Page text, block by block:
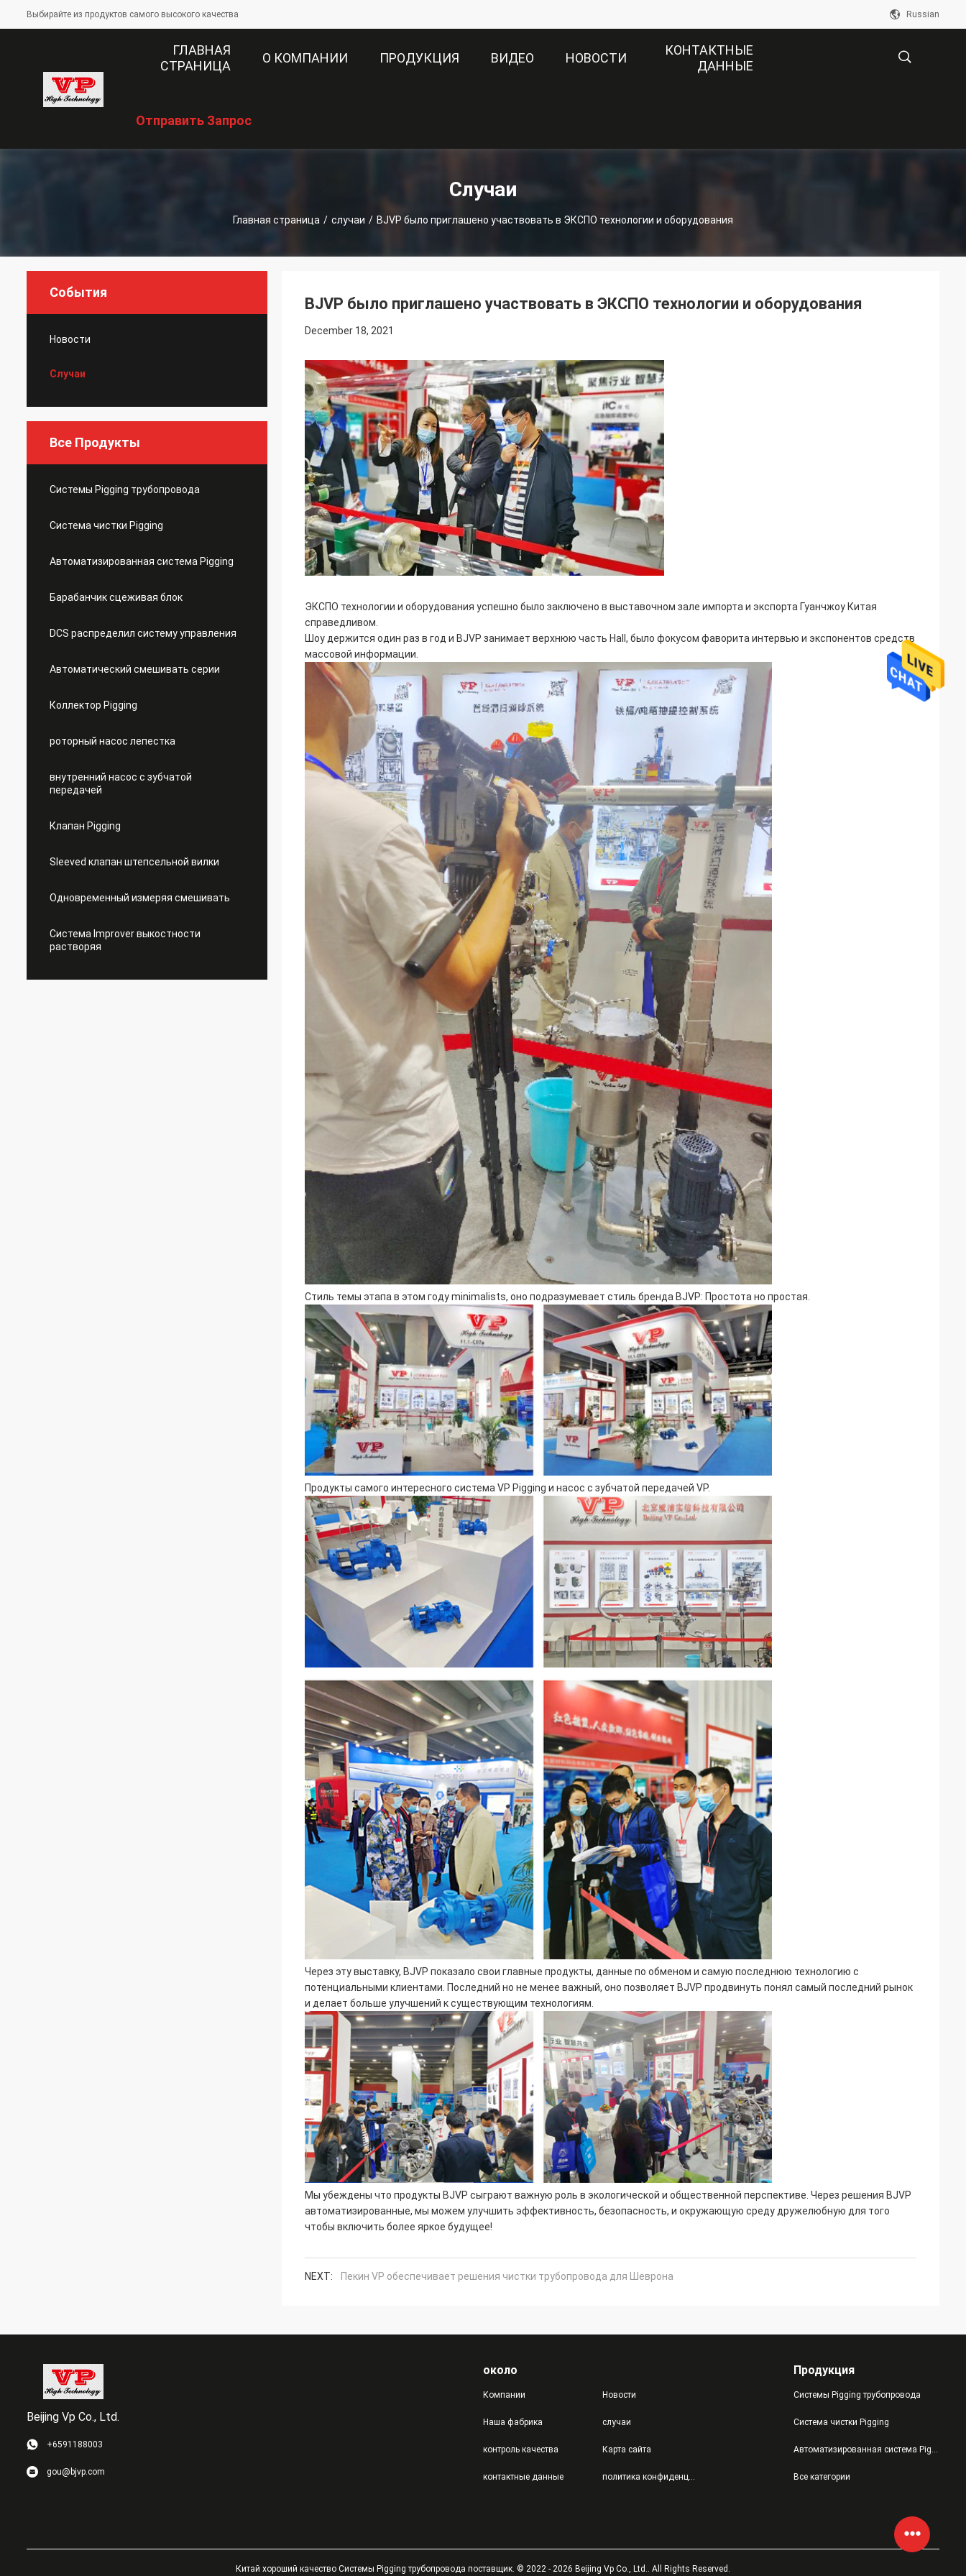
Выбирайте из продуктов самого высокого качества Russian
ГЛАВНАЯ
СТРАНИЦА
О КОМПАНИИ ПРОДУКЦИЯ ВИДЕО НОВОСТИ
КОНТАКТНЫЕ
ДАННЫЕ
Отправить Запрос
Случаи
Главная страница / случаи / BJVP было приглашено участвовать в ЭКСПО технологии и оборудования
События
Новости
Случаи
Все Продукты
Системы Pigging трубопровода
Система чистки Pigging
Автоматизированная система Pigging
Барабанчик сцеживая блок
DCS распределил систему управления
Автоматический смешивать серии
Коллектор Pigging
роторный насос лепестка
внутренний насос с зубчатой
передачей
Клапан Pigging
Sleeved клапан штепсельной вилки
Одновременный измеряя смешивать
Система Improver выкостности
растворяя
BJVP было приглашено участвовать в ЭКСПО технологии и оборудования
December 18, 2021
ЭКСПО технологии и оборудования успешно было заключено в выставочном зале импорта и экспорта Гуанчжоу Китая
справедливом.
Шоу держится один раз в год и BJVP занимает верхнюю часть Hall, было фокусом фаворита интервью и экспонентов средств
массовой информации.
Стиль темы этапа в этом году minimalists, оно подразумевает стиль бренда BJVP: Простота но простая.
Продукты самого интересного система VP Pigging и насос с зубчатой передачей VP.
Через эту выставку, BJVP показало свои главные продукты, данные по обменом и самую последнюю технологию с
потенциальными клиентами. Последний но не менее важный, оно позволяет BJVP продвинуть понял самый последний рынок
и делает больше улучшений к существующим технологиям.
Мы убеждены что продукты BJVP сыграют важную роль в экологической и общественной перспективе. Через решения BJVP
автоматизированные, мы можем улучшить эффективность, безопасность, и окружающую среду дружелюбную для того
чтобы включить более яркое будущее!
NEXT: Пекин VP обеспечивает решения чистки трубопровода для Шеврона
Beijing Vp Co., Ltd.
+6591188003
gou@bjvp.com
около
Компании
Наша фабрика
контроль качества
контактные данные
Новости
случаи
Карта сайта
политика конфиденциальности
Продукция
Системы Pigging трубопровода
Система чистки Pigging
Автоматизированная система Pigging
Все категории
Китай хороший качество Системы Pigging трубопровода поставщик. © 2022 - 2026 Beijing Vp Co., Ltd.. All Rights Reserved.